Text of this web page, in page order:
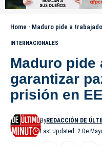
Home - Maduro pide a trabajadores
INTERNACIONALES
Maduro pide
garantizar
prisión en
Last Updated: 2 De
ByREDACCIÓN DE